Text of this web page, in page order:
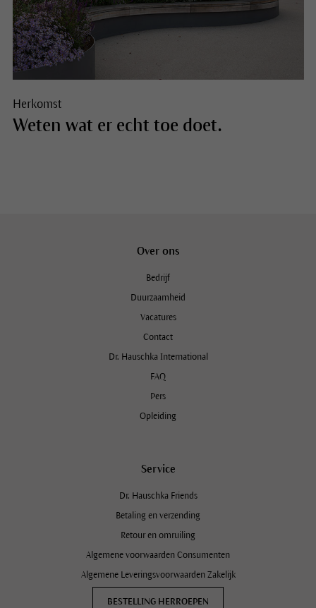
Herkomst
Weten wat er echt toe doet.
Over ons
Bedrijf
Duurzaamheid
Vacatures
Contact
Dr. Hauschka International
FAQ
Pers
Opleiding
Service
Dr. Hauschka Friends
Betaling en verzending
Retour en omruiling
Algemene voorwaarden Consumenten
Algemene Leveringsvoorwaarden Zakelijk
BESTELLING HERROEPEN